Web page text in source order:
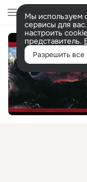
Мы используем
сервисы для
настроить
представитель.
Разрешить все